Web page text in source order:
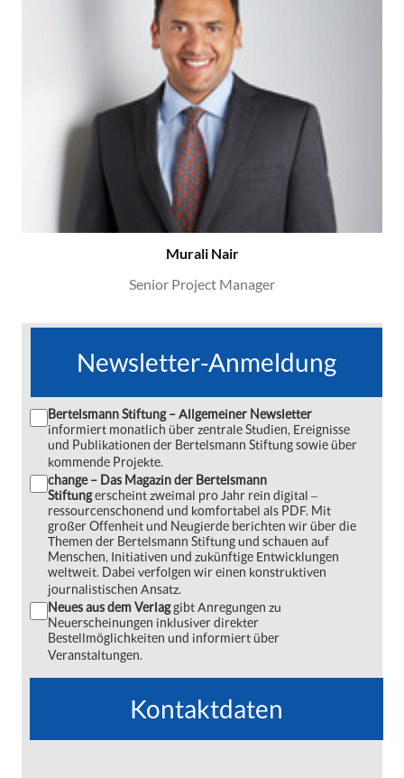
Murali Nair
Senior Project Manager
Newsletter-Anmeldung
Bertelsmann Stiftung – Allgemeiner Newsletter
informiert monatlich über zentrale Studien, Ereignisse
und Publikationen der Bertelsmann Stiftung sowie über
kommende Projekte.
change – Das Magazin der Bertelsmann
Stiftungerscheint zweimal pro Jahr rein digital ‒
ressourcenschonend und komfortabel als PDF. Mit
großer Offenheit und Neugierde berichten wir über die
Themen der Bertelsmann Stiftung und schauen auf
Menschen, Initiativen und zukünftige Entwicklungen
weltweit. Dabei verfolgen wir einen konstruktiven
journalistischen Ansatz.
Neues aus dem Verlaggibt Anregungen zu
Neuerscheinungen inklusiver direkter
Bestellmöglichkeiten und informiert über
Veranstaltungen.
Kontaktdaten